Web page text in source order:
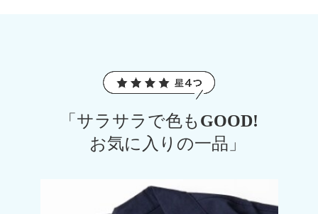
「サラサラで色もGOOD!
お気に入りの一品」